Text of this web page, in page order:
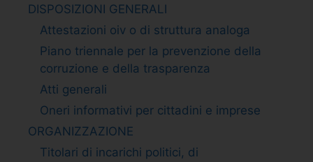
DISPOSIZIONI GENERALI
Attestazioni oiv o di struttura analoga
Piano triennale per la prevenzione della
corruzione e della trasparenza
Atti generali
Oneri informativi per cittadini e imprese
ORGANIZZAZIONE
Titolari di incarichi politici, di